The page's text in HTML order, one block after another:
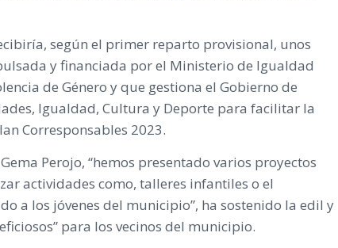
según el primer reparto provisional, unos
y financiada por el Ministerio de Igualdad
de Género y que gestiona el Gobierno de
Igualdad, Cultura y Deporte para facilitar la
Corresponsables 2023.
Perojo, “hemos presentado varios proyectos
actividades como, talleres infantiles o el
a los jóvenes del municipio”, ha sostenido la edil y
para los vecinos del municipio.